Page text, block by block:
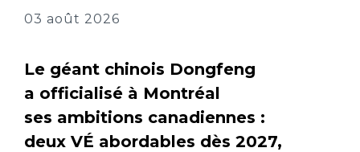
03 août 2026
Le géant chinois Dongfeng
a officialisé à Montréal
ses ambitions canadiennes :
deux VÉ abordables dès 2027,